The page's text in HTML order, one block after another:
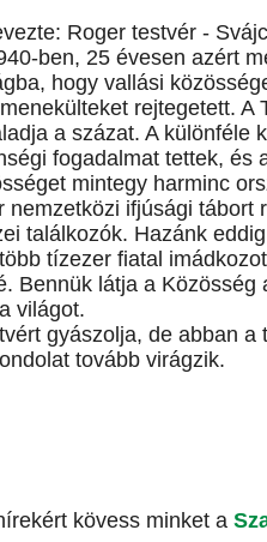
Roger testvér -
ben, 25 évesen azért
hogy vallási
rejtegetett.
a százat. A különféle
fogadalmat tettek, és
mintegy harminc
ifjúsági tábort
találkozók. Hazánk
tízezer fiatal
Bennük látja a Közösség
világot.
gyászolja, de abban a
tovább virágzik.
kövess minket a